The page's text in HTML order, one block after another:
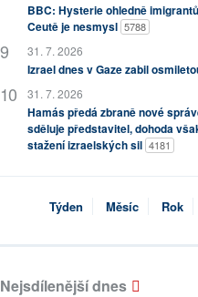
BBC: Hysterie ohledně
Ceutě je nesmysl 5788
31. 7. 2026
Izrael dnes v Gaze zabil
31. 7. 2026
Hamás předá zbraně nové
sděluje představitel, dohoda
stažení izraelských sil 4181
Týden Měsíc Rok
Nejsdílenější dnes